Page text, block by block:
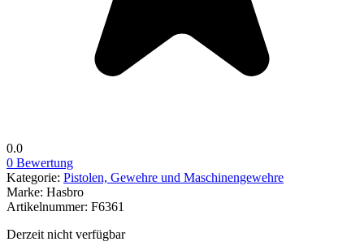
0.0
0 Bewertung
Kategorie: Pistolen, Gewehre und Maschinengewehre
Marke: Hasbro
Artikelnummer: F6361
Derzeit nicht verfügbar